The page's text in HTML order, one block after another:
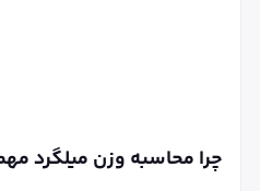
چرا محاسبه وزن میلگرد